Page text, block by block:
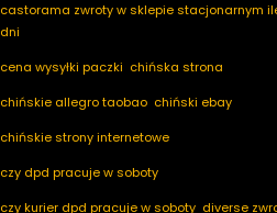
castorama zwroty w sklepie stacjonarnym
dni
cena wysyłki paczki chińska strona
chińskie allegro taobao chiński ebay
chińskie strony internetowe
czy dpd pracuje w soboty
czy kurier dpd pracuje w soboty diverse